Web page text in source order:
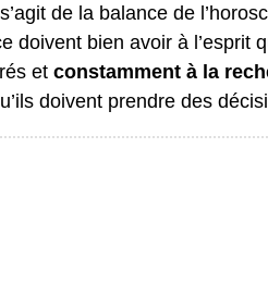
de la balance de
doivent bien avoir à l’esprit
et constamment à la
doivent prendre des